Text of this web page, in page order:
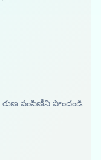
రుణ పంపిణీని పొందండి